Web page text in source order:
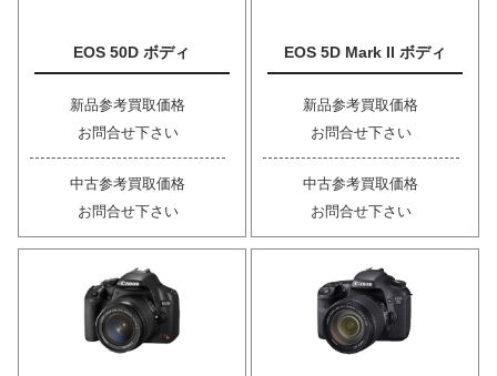
EOS 50D ボディ
新品参考買取価格
お問合せ下さい
中古参考買取価格
お問合せ下さい
EOS 5D Mark II ボディ
新品参考買取価格
お問合せ下さい
中古参考買取価格
お問合せ下さい